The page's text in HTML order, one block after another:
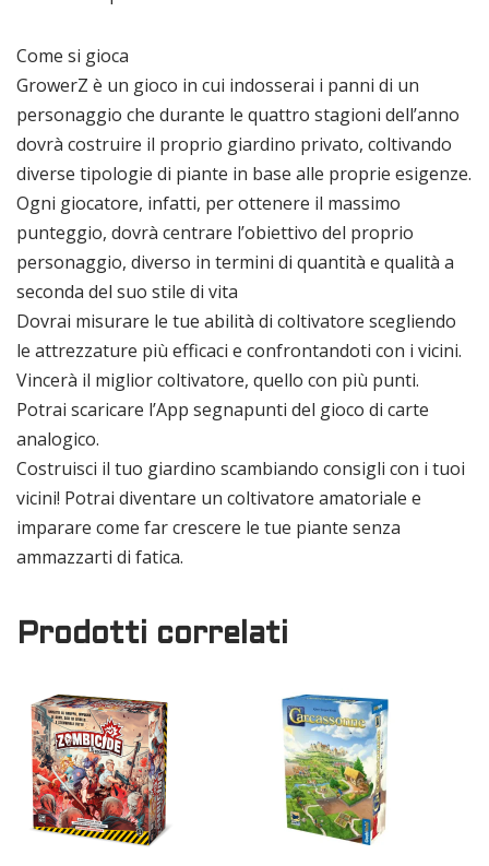
Come si gioca
GrowerZ è un gioco in cui indosserai i panni di un
personaggio che durante le quattro stagioni dell’anno
dovrà costruire il proprio giardino privato, coltivando
diverse tipologie di piante in base alle proprie esigenze.
Ogni giocatore, infatti, per ottenere il massimo
punteggio, dovrà centrare l’obiettivo del proprio
personaggio, diverso in termini di quantità e qualità a
seconda del suo stile di vita
Dovrai misurare le tue abilità di coltivatore scegliendo
le attrezzature più efficaci e confrontandoti con i vicini.
Vincerà il miglior coltivatore, quello con più punti.
Potrai scaricare l’App segnapunti del gioco di carte
analogico.
Costruisci il tuo giardino scambiando consigli con i tuoi
vicini! Potrai diventare un coltivatore amatoriale e
imparare come far crescere le tue piante senza
ammazzarti di fatica.
Prodotti correlati